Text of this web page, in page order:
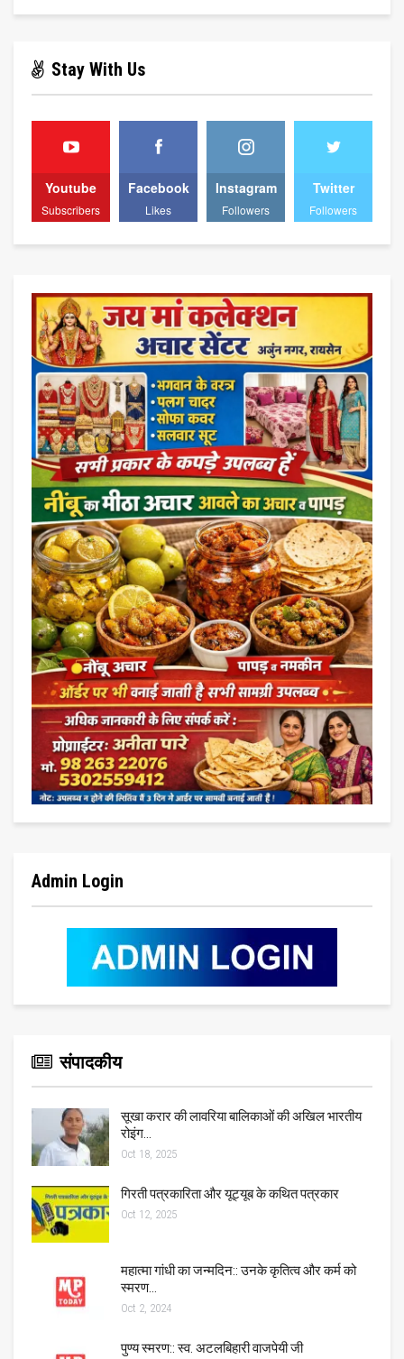
Stay With Us
Youtube
Subscribers
Facebook
Likes
Instagram
Followers
Twitter
Followers
Admin Login
संपादकीय
सूखा करार की लावरिया बालिकाओं की अखिल भारतीय
रोइंग…
Oct 18, 2025
गिरती पत्रकारिता और यूट्यूब के कथित पत्रकार
Oct 12, 2025
महात्मा गांधी का जन्मदिन:: उनके कृतित्व और कर्म को
स्मरण…
Oct 2, 2024
पुण्य स्मरण:: स्व. अटलबिहारी वाजपेयी जी